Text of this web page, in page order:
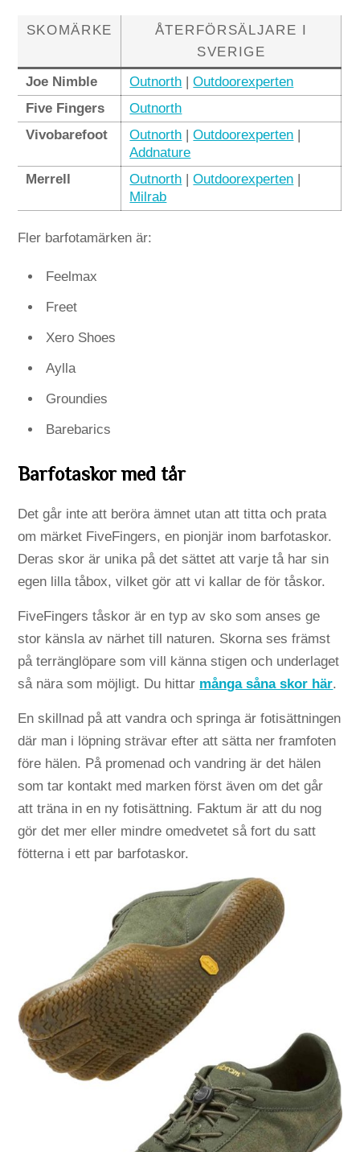
SKOMÄRKE
ÅTERFÖRSÄLJARE I
SVERIGE
Joe Nimble
Outnorth |Outdoorexperten
Five Fingers
Outnorth
Vivobarefoot
Outnorth |Outdoorexperten |
Addnature
Merrell
Outnorth |Outdoorexperten |
Milrab
Fler barfotamärken är:
Feelmax
Freet
Xero Shoes
Aylla
Groundies
Barebarics
Barfotaskor med tår
Det går inte att beröra ämnet utan att titta och prata
om märket FiveFingers, en pionjär inom barfotaskor.
Deras skor är unika på det sättet att varje tå har sin
egen lilla tåbox, vilket gör att vi kallar de för tåskor.
FiveFingers tåskor är en typ av sko som anses ge
stor känsla av närhet till naturen. Skorna ses främst
på terränglöpare som vill känna stigen och underlaget
så nära som möjligt. Du hittar många såna skor här.
En skillnad på att vandra och springa är fotisättningen
där man i löpning strävar efter att sätta ner framfoten
före hälen. På promenad och vandring är det hälen
som tar kontakt med marken först även om det går
att träna in en ny fotisättning. Faktum är att du nog
gör det mer eller mindre omedvetet så fort du satt
fötterna i ett par barfotaskor.